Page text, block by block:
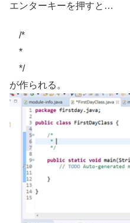
エンターキーを押すと…
/*
*
*/
が作られる。